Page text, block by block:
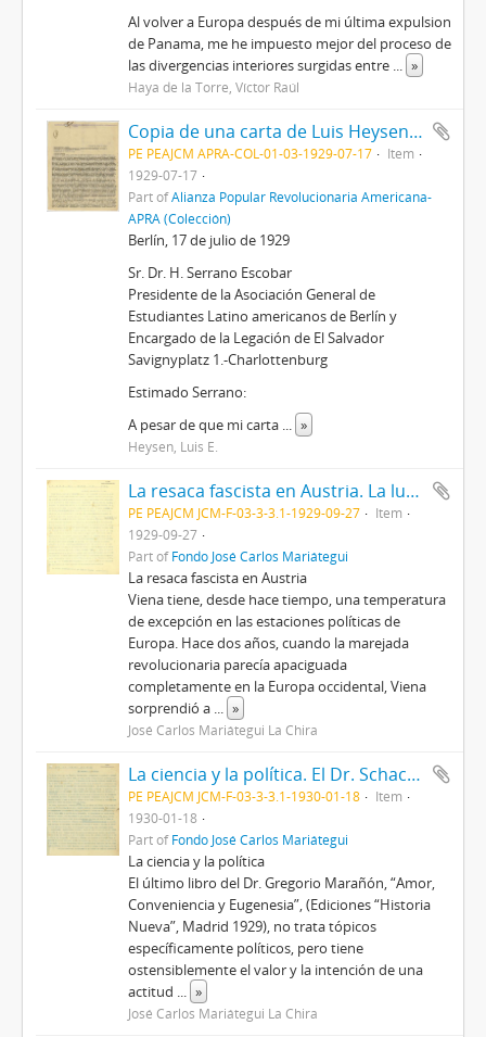
Al volver a Europa después de mi última expulsion
de Panama, me he impuesto mejor del proceso de
las divergencias interiores surgidas en­tre ... »
Haya de la Torre, Víctor Raúl
Copia de una carta de Luis Heysen a Héctor Serrano Escobar, 17/7/1929
PE PEAJCM APRA-COL-01-03-1929-07-17
Item
1929-07-17
Part ofAlianza Popular Revolucionaria Americana-
APRA (Colección)
Berlín, 17 de julio de 1929
Sr. Dr. H. Serrano Escobar
Presidente de la Asociación General de
Estudiantes Latino americanos de Berlín y
Encargado de la Legación de El Salvador
Savignyplatz 1.-Charlottenburg
Estimado Serrano:
A pesar de que mi carta ... »
Heysen, Luis E.
La resaca fascista en Austria. La lucha eleccionaria en México.
PE PEAJCM JCM-F-03-3-3.1-1929-09-27
Item
1929-09-27
Part ofFondo José Carlos Mariátegui
La resaca fascista en Austria
Viena tiene, desde hace tiempo, una temperatura
de excepción en las estaciones políticas de
Europa. Hace dos años, cuando la marejada
revolucionaria parecía apaciguada
completamente en la Europa occidental, Viena
sorprendió a ... »
José Carlos Mariátegui La Chira
La ciencia y la política. El Dr. Schacht y el plan Young. La república de Mongolia
PE PEAJCM JCM-F-03-3-3.1-1930-01-18
Item
1930-01-18
Part ofFondo José Carlos Mariátegui
La ciencia y la política
El último libro del Dr. Gregorio Marañón, “Amor,
Conveniencia y Eugenesia”, (Ediciones “Historia
Nueva”, Madrid 1929), no trata tópicos
específicamente políticos, pero tiene
ostensiblemente el valor y la intención de una
actitud ... »
José Carlos Mariátegui La Chira